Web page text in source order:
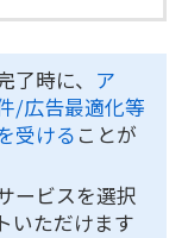
了時に、 ア
/広告最適化等
受ける ことが
ービスを選択
いただけます